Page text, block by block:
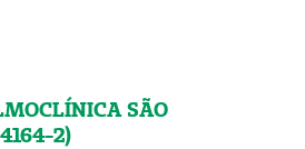
SÃO
2)